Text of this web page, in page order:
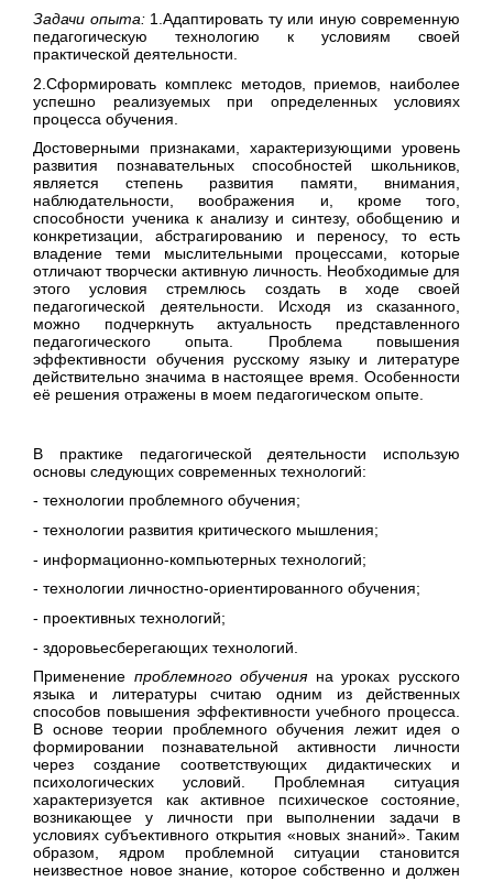
Задачи опыта:1.Адаптировать ту или иную современную
педагогическую технологию к условиям своей
практической деятельности.
2.Сформировать комплекс методов, приемов, наиболее
успешно реализуемых при определенных условиях
процесса обучения.
Достоверными признаками, характеризующими уровень
развития познавательных способностей школьников,
является степень развития памяти, внимания,
наблюдательности, воображения и, кроме того,
способности ученика к анализу и синтезу, обобщению и
конкретизации, абстрагированию и переносу, то есть
владение теми мыслительными процессами, которые
отличают творчески активную личность. Необходимые для
этого условия стремлюсь создать в ходе своей
педагогической деятельности. Исходя из сказанного,
можно подчеркнуть актуальность представленного
педагогического опыта. Проблема повышения
эффективности обучения русскому языку и литературе
действительно значима в настоящее время. Особенности
её решения отражены в моем педагогическом опыте.
В практике педагогической деятельности использую
основы следующих современных технологий:
- технологии проблемного обучения;
- технологии развития критического мышления;
- информационно-компьютерных технологий;
- технологии личностно-ориентированного обучения;
- проективных технологий;
- здоровьесберегающих технологий.
Применение проблемного обученияна уроках русского
языка и литературы считаю одним из действенных
способов повышения эффективности учебного процесса.
В основе теории проблемного обучения лежит идея о
формировании познавательной активности личности
через создание соответствующих дидактических и
психологических условий. Проблемная ситуация
характеризуется как активное психическое состояние,
возникающее у личности при выполнении задачи в
условиях субъективного открытия «новых знаний». Таким
образом, ядром проблемной ситуации становится
неизвестное новое знание, которое собственно и должен